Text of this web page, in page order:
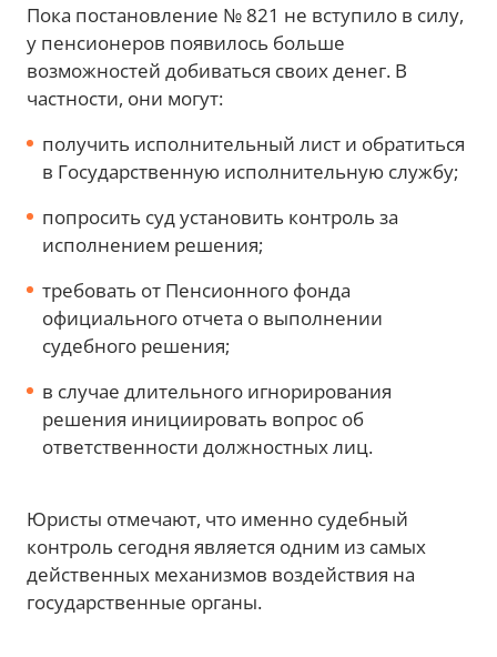
Пока постановление № 821 не вступило в силу,
у пенсионеров появилось больше
возможностей добиваться своих денег. В
частности, они могут:
получить исполнительный лист и обратиться
в Государственную исполнительную службу;
попросить суд установить контроль за
исполнением решения;
требовать от Пенсионного фонда
официального отчета о выполнении
судебного решения;
в случае длительного игнорирования
решения инициировать вопрос об
ответственности должностных лиц.
Юристы отмечают, что именно судебный
контроль сегодня является одним из самых
действенных механизмов воздействия на
государственные органы.